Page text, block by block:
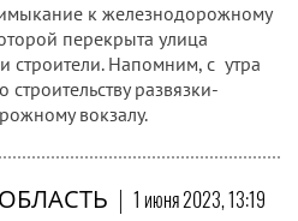
к железнодорожному
перекрыта улица
строители. Напомним, с утра
развязки-
вокзалу.
| 1 июня 2023, 13:19